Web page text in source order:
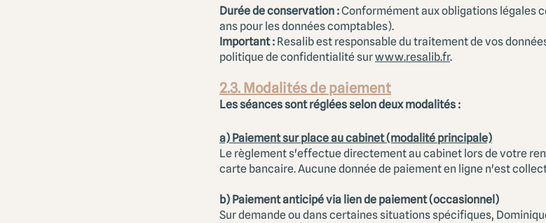
Durée de conservation :Conformément aux obligations légales
ans pour les données comptables).
Important : Resalib est responsable du traitement de vos
politique de confidentialité surwww.resalib.fr.
2.3. Modalités de paiement
Les séances sont réglées selon deux modalités :
a) Paiement sur place au cabinet (modalité principale)
Le règlement s'effectue directement au cabinet lors de votre
carte bancaire. Aucune donnée de paiement en ligne n'est
b) Paiement anticipé via lien de paiement (occasionnel)
Sur demande ou dans certaines situations spécifiques,